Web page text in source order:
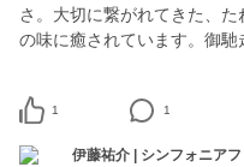
さ。大切に繋がれてきた、
の味に癒されています。御馳
1 1
伊藤祐介 | シンフォニア